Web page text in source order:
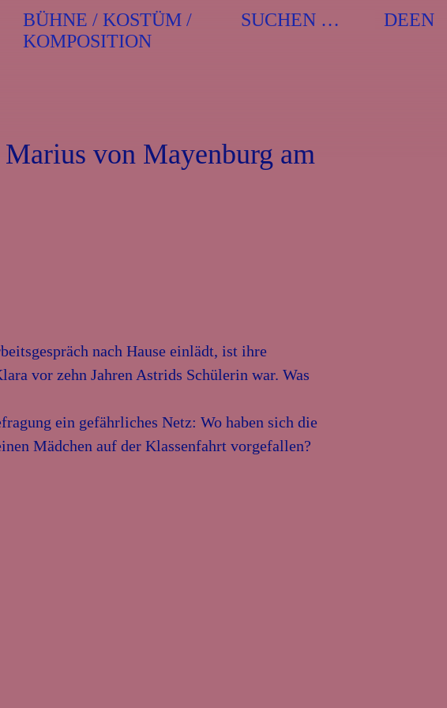
BÜHNE / KOSTÜM /
KOMPOSITION
Suchen
Wenn
DEEN
von Mayenburg am
nach Hause einlädt, ist ihre
vor zehn Jahren Astrids Schülerin war. Was
ein gefährliches Netz: Wo haben sich die
Mädchen auf der Klassenfahrt vorgefallen?